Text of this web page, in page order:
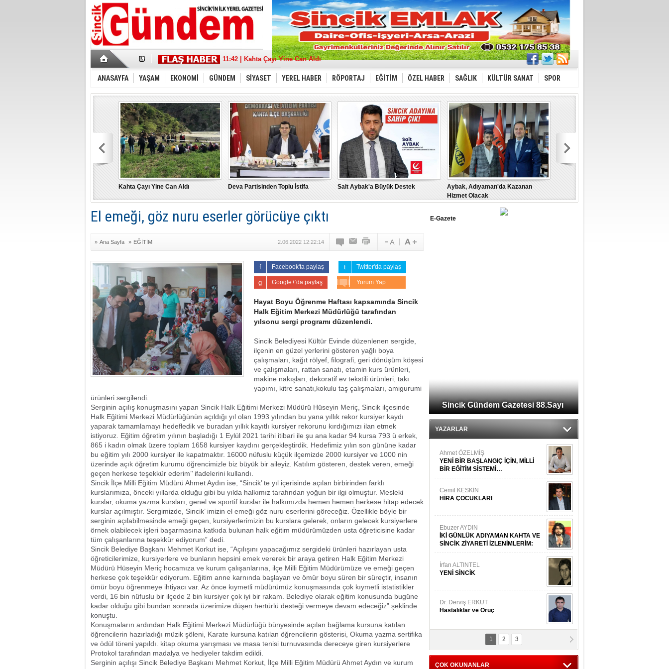
17:36 | Sincik Doğalgaza Kavuşuyor
11:42 | Kahta Çayı Yine Can Aldı
18:21 | Deva Partisinden Toplu İstifa
13:39 | Sait Aybak'a Büyük Destek
08:32 | Aybak, Adıyaman'da Kazanan Hizmet Olacak
21:11 | “Türkiye İçin” tüm gücümüzle
22:53 | MHP Adıyaman Milletvekili Adayları Belirlendi
17:43 | Depremde hasar gören cami minaresi yıkıldı
10:17 | Burak Gelir’’ Adıyaman’ın gelişme yolu sulu tarımdan geçer’’
15:21 | "Bu Yanlıştan Biran Önce Vazgeçin"
ANASAYFA YAŞAM EKONOMİ GÜNDEM SİYASET YEREL HABER RÖPORTAJ EĞİTİM ÖZEL HABER SAĞLIK KÜLTÜR SANAT SPOR
Kahta Çayı Yine Can Aldı Deva Partisinden Toplu İstifa Sait Aybak'a Büyük Destek
Aybak, Adıyaman'da Kazanan
Hizmet Olacak
El emeği, göz nuru eserler görücüye çıktı
» Ana Sayfa » EĞİTİM 2.06.2022 12:22:14
Facebook'ta paylaş Twitter'da paylaş
Google+'da paylaş Yorum Yap
Hayat Boyu Öğrenme Haftası kapsamında Sincik
Halk Eğitim Merkezi Müdürlüğü tarafından
yılsonu sergi programı düzenlendi.
Sincik Belediyesi Kültür Evinde düzenlenen sergide,
ilçenin en güzel yerlerini gösteren yağlı boya
çalışmaları, kağıt rölyef, filografi, geri dönüşüm köşesi
ve çalışmaları, rattan sanatı, etamin kurs ürünleri,
makine nakışları, dekoratif ev tekstili ürünleri, takı
yapımı, kitre sanatı,kokulu taş çalışmaları, amigurumi
ürünleri sergilendi.
Serginin açılış konuşmasını yapan Sincik Halk Eğitimi Merkezi Müdürü Hüseyin Meriç, Sincik ilçesinde
Halk Eğitimi Merkezi Müdürlüğünün açıldığı yıl olan 1993 yılından bu yana yıllık rekor kursiyer kaydı
yaparak tamamlamayı hedefledik ve buradan yıllık kayıtlı kursiyer rekorunu kırdığımızı ilan etmek
istiyoruz. Eğitim öğretim yılının başladığı 1 Eylül 2021 tarihi itibari ile şu ana kadar 94 kursa 793 ü erkek,
865 i kadın olmak üzere toplam 1658 kursiyer kaydını gerçekleştirdik. Hedefimiz yılın son gününe kadar
bu eğitim yılı 2000 kursiyer ile kapatmaktır. 16000 nüfuslu küçük ilçemizde 2000 kursiyer ve 1000 nin
üzerinde açık öğretim kurumu öğrencimizle biz büyük bir aileyiz. Katılım gösteren, destek veren, emeği
geçen herkese teşekkür ederim’’ ifadelerini kullandı.
Sincik İlçe Milli Eğitim Müdürü Ahmet Aydın ise, “Sincik’ te yıl içerisinde açılan birbirinden farklı
kurslarımıza, önceki yıllarda olduğu gibi bu yılda halkımız tarafından yoğun bir ilgi olmuştur. Mesleki
kurslar, okuma yazma kursları, genel ve sportif kurslar ile halkımızda hemen hemen herkese hitap edecek
kurslar açılmıştır. Sergimizde, Sincik’ imizin el emeği göz nuru eserlerini göreceğiz. Özellikle böyle bir
serginin açılabilmesinde emeği geçen, kursiyerlerimizin bu kurslara gelerek, onların gelecek kursiyerlere
örnek olabilecek işleri başarmasına katkıda bulunan halk eğitim müdürümüzden usta öğreticisine kadar
tüm çalışanlarına teşekkür ediyorum” dedi.
Sincik Belediye Başkanı Mehmet Korkut ise, “Açılışını yapacağımız sergideki ürünleri hazırlayan usta
öğreticilerimize, kursiyerlere ve bunların hepsini emek vererek bir araya getiren Halk Eğitim Merkezi
Müdürü Hüseyin Meriç hocamıza ve kurum çalışanlarına, ilçe Milli Eğitim Müdürümüze ve emeği geçen
herkese çok teşekkür ediyorum. Eğitim anne karnında başlayan ve ömür boyu süren bir süreçtir, insanın
ömür boyu öğrenmeye ihtiyacı var. Az önce kıymetli müdürümüz konuşmasında çok kıymetli istatistikler
verdi, 16 bin nüfuslu bir ilçede 2 bin kursiyer çok iyi bir rakam. Belediye olarak eğitim konusunda bugüne
kadar olduğu gibi bundan sonrada üzerimize düşen hertürlü desteği vermeye devam edeceğiz” şeklinde
konuştu.
Konuşmaların ardından Halk Eğitimi Merkezi Müdürlüğü bünyesinde açılan bağlama kursuna katılan
öğrencilerin hazırladığı müzik şöleni, Karate kursuna katılan öğrencilerin gösterisi, Okuma yazma sertifika
ve ödül töreni yapıldı. kitap okuma yarışması ve masa tenisi turnuvasında dereceye giren kursiyerlere
Protokol tarafından madalya ve hediyeler takdim edildi.
Serginin açılışı Sincik Belediye Başkanı Mehmet Korkut, İlçe Milli Eğitim Müdürü Ahmet Aydın ve kurum
E-Gazete
Sincik Gündem Gazetesi 88.Sayı
YAZARLAR
Ahmet ÖZELMİŞ
YENİ BİR BAŞLANGIÇ İÇİN, MİLLİ
BİR EĞİTİM SİSTEMİ…
Cemil KESKİN
HİRA ÇOCUKLARI
Ebuzer AYDIN
İKİ GÜNLÜK ADIYAMAN KAHTA VE
SİNCİK ZİYARETİ İZLENİMLERİM:
İrfan ALTINTEL
YENİ SİNCİK
Dr. Derviş ERKUT
Hastalıklar ve Oruç
1 2 3
ÇOK OKUNANLAR